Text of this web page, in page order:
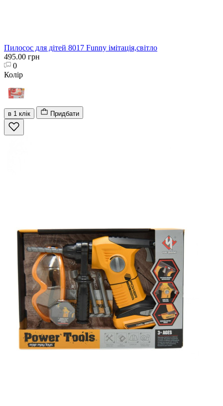
Пилосос для дітей 8017 Funny імітація,світло
495.00 грн
0
Колір
в 1 клік Придбати